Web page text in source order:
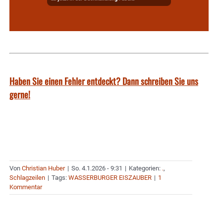
Haben Sie einen Fehler entdeckt? Dann schreiben Sie uns
gerne!
Von Christian Huber | So. 4.1.2026 - 9:31 | Kategorien: .,
Schlagzeilen | Tags: WASSERBURGER EISZAUBER | 1
Kommentar